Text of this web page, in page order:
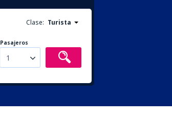
Clase: Turista
Pasajeros
1